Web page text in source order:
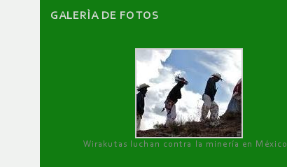
GALERÌA DE FOTOS
Wirakutas luchan contra la minería en México